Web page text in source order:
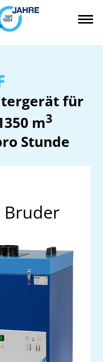
für
m3
Stunde
Bruder